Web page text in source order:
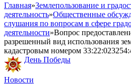
Главная»Землепользование и
деятельность»Общественные
слушания по вопросам в сфере
деятельности»Вопрос
разрешенный вид использования
кадастровым номером
День Победы
Новости